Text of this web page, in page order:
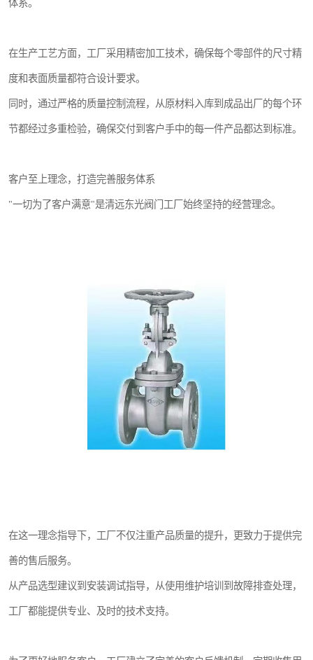
体系。
在生产工艺方面，工厂采用精密加工技术，确保每个零部件的尺寸精
度和表面质量都符合设计要求。
同时，通过严格的质量控制流程，从原材料入库到成品出厂的每个环
节都经过多重检验，确保交付到客户手中的每一件产品都达到标准。
客户至上理念，打造完善服务体系
"一切为了客户满意"是清远东光阀门工厂始终坚持的经营理念。
在这一理念指导下，工厂不仅注重产品质量的提升，更致力于提供完
善的售后服务。
从产品选型建议到安装调试指导，从使用维护培训到故障排查处理，
工厂都能提供专业、及时的技术支持。